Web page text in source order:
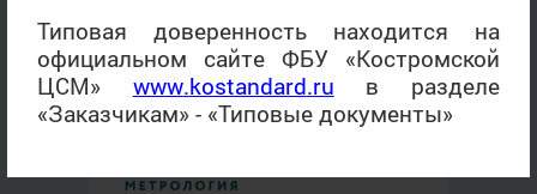
Типовая доверенность находится на
официальном сайте ФБУ «Костромской
ЦСМ» www.kostandard.ru в разделе
«Заказчикам» - «Типовые документы»